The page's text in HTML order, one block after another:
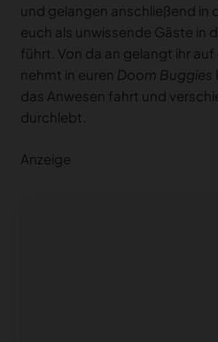
und gelangen anschließend in
euch als unwissende Gäste in
führt. Von da an gelangt ihr
nehmt in euren Doom Buggies
das Anwesen fahrt und
durchlebt.
Anzeige